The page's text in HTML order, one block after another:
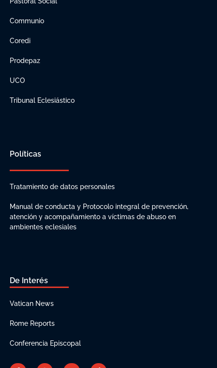
Communio
Coredi
Prodepaz
UCO
Tribunal Eclesiástico
Políticas
Tratamiento de datos personales
Manual de conducta y Protocolo integral de prevención,
atención y acompañamiento a víctimas de abuso en
ambientes eclesiales
De Interés
Vatican News
Rome Reports
Conferencia Episcopal